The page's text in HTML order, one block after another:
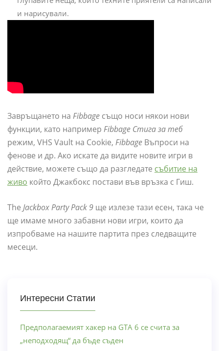
и нарисували.
Завръщането на Fibbage също носи някои нови
функции, като например Fibbage Стига за теб
режим, VHS Vault на Cookie, Fibbage Въпроси на
фенове и др. Ако искате да видите новите игри в
действие, можете също да разгледате събитие на
живо който Джакбокс постави във връзка с Гиш.
The Jackbox Party Pack 9 ще излезе тази есен, така че
ще имаме много забавни нови игри, които да
изпробваме на нашите партита през следващите
месеци.
Интересни Статии
Предполагаемият хакер на GTA 6 се счита за
„неподходящ“ да бъде съден